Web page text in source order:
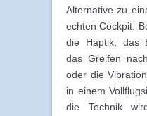
Alternative zu
echten Cockpit.
die Haptik, das
das Greifen
oder die
in einem
die Technik